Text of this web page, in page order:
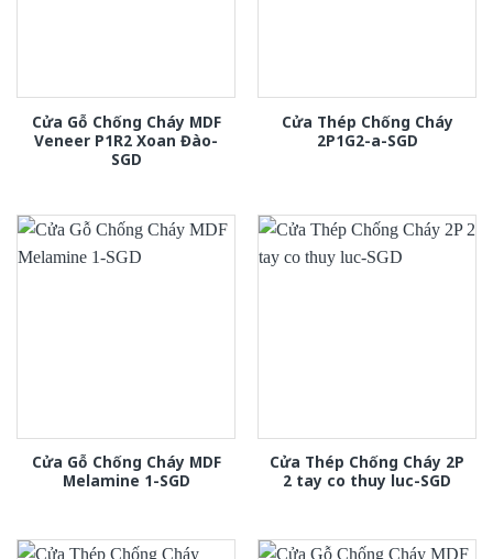
Cửa Gỗ Chống Cháy MDF
Veneer P1R2 Xoan Đào-
SGD
Cửa Thép Chống Cháy
2P1G2-a-SGD
Cửa Gỗ Chống Cháy MDF
Melamine 1-SGD
Cửa Thép Chống Cháy 2P
2 tay co thuy luc-SGD